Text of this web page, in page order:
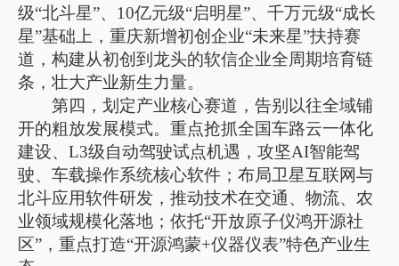
级“北斗星”、10亿元级“启明星”、千万元级“成长
星”基础上，重庆新增初创企业“未来星”扶持赛
道，构建从初创到龙头的软信企业全周期培育链
条，壮大产业新生力量。
第四，划定产业核心赛道，告别以往全域铺
开的粗放发展模式。重点抢抓全国车路云一体化
建设、L3级自动驾驶试点机遇，攻坚AI智能驾
驶、车载操作系统核心软件；布局卫星互联网与
北斗应用软件研发，推动技术在交通、物流、农
业领域规模化落地；依托“开放原子仪鸿开源社
区”，重点打造“开源鸿蒙+仪器仪表”特色产业生